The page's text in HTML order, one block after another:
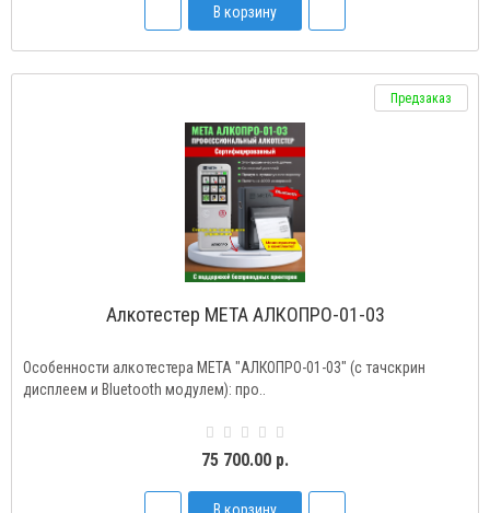
В корзину
Предзаказ
Алкотестер МЕТА АЛКОПРО-01-03
Особенности алкотестера МЕТА "АЛКОПРО-01-03" (с тачскрин
дисплеем и Bluetooth модулем): про..
75 700.00 р.